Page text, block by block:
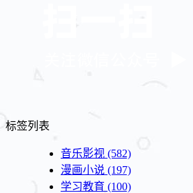
标签列表
音乐影视 (582)
漫画小说 (197)
学习教育 (100)